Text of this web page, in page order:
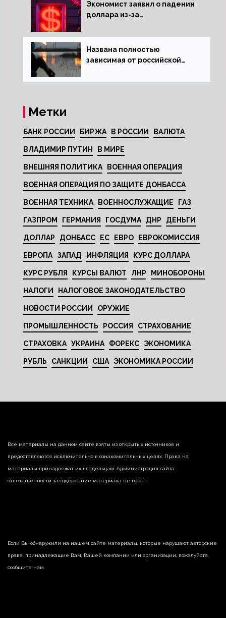
Экономист заявил о падении
доллара из-за
Названа полностью
зависимая от российской
Метки
БАНК РОССИИ БИРЖА В РОССИИ ВАЛЮТА
ВЛАДИМИР ПУТИН В МИРЕ
ВНЕШНЯЯ ПОЛИТИКА ВОЕННАЯ ОПЕРАЦИЯ
ВОЕННАЯ ОПЕРАЦИЯ ПО ЗАЩИТЕ ДОНБАССА
ВОЕННАЯ ТЕХНИКА ВОЕННОСЛУЖАЩИЕ ГАЗ
ГАЗПРОМ ГЕРМАНИЯ ГОСДУМА ДНР ДЕНЬГИ
ДОЛЛАР ДОНБАСС ЕС ЕВРО ЕВРОКОМИССИЯ
ЕВРОПА ЗАПАД ИНФЛЯЦИЯ КУРС ДОЛЛАРА
КУРС РУБЛЯ КУРСЫ ВАЛЮТ ЛНР МИНОБОРОНЫ
НАЛОГИ НАЛОГОВОЕ ЗАКОНОДАТЕЛЬСТВО
НОВОСТИ РОССИИ ОРУЖИЕ
ПРОМЫШЛЕННОСТЬ РОССИЯ СТРАХОВАНИЕ
СТРАХОВКА УКРАИНА ФОРЕКС ЭКОНОМИКА
РУБЛЬ САНКЦИИ США ЭКОНОМИКА РОССИИ
Все материалы на данном сайте взяты из открытых источников и
предоставляются исключительно в ознакомительных целях. Права на
материалы принадлежат их владельцам. Администрация сайта
ответственности за содержание материала не несет.
Если Вы обнаружили на нашем сайте материалы, которые нарушают авторские
права, принадлежащие Вам, Вашей компании или организации, пожалуйста,
сообщите нам.